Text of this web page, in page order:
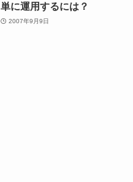
単に運用するには？
2007年9月9日